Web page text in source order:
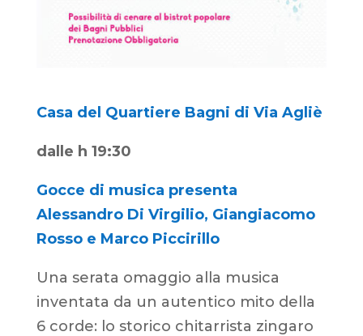
Casa del Quartiere Bagni di Via Agliè
dalle h 19:30
Gocce di musica presenta
Alessandro Di Virgilio, Giangiacomo
Rosso e Marco Piccirillo
Una serata omaggio alla musica
inventata da un autentico mito della
6 corde: lo storico chitarrista zingaro